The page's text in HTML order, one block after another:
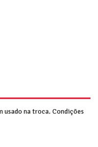
usado na troca. Condições